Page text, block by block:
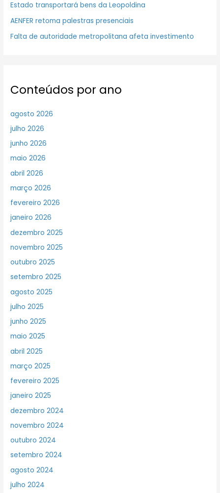
Estado transportará bens da Leopoldina
AENFER retoma palestras presenciais
Falta de autoridade metropolitana afeta investimento
Conteúdos por ano
agosto 2026
julho 2026
junho 2026
maio 2026
abril 2026
março 2026
fevereiro 2026
janeiro 2026
dezembro 2025
novembro 2025
outubro 2025
setembro 2025
agosto 2025
julho 2025
junho 2025
maio 2025
abril 2025
março 2025
fevereiro 2025
janeiro 2025
dezembro 2024
novembro 2024
outubro 2024
setembro 2024
agosto 2024
julho 2024